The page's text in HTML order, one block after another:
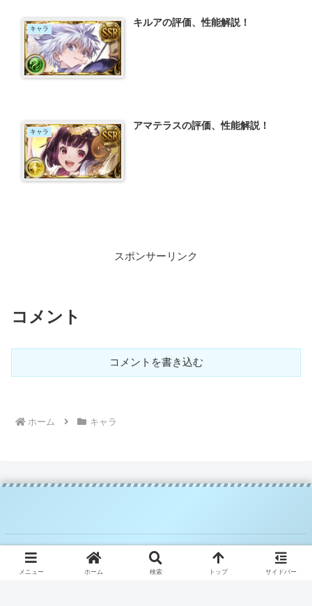
キャラ
キルアの評価、性能解説！
キャラ
アマテラスの評価、性能解説！
スポンサーリンク
コメント
コメントを書き込む
ホーム キャラ
© 2025 騎空士ブルーの攻略日記.
メニュー ホーム 検索 トップ サイドバー